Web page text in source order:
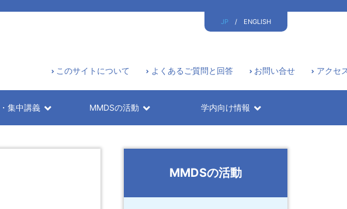
JP / ENGLISH
このサイトについて よくあるご質問と回答 お問い合せ アクセ
集中講義 MMDSの活動 学内向け情報
MMDSの活動